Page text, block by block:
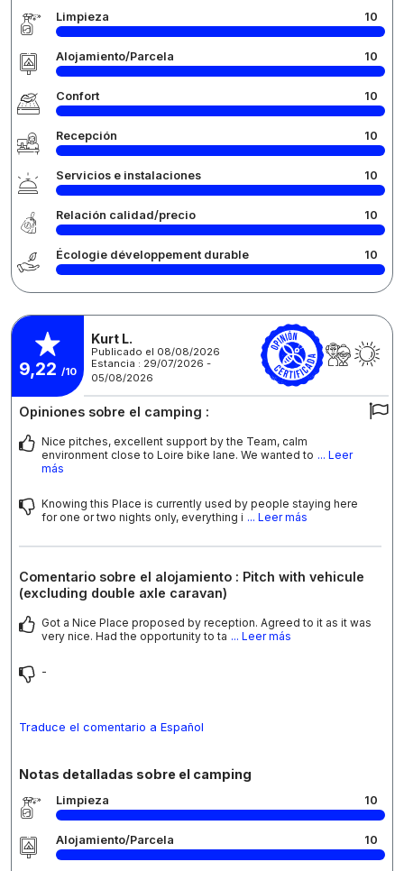
Limpieza 10
Alojamiento/Parcela 10
Confort 10
Recepción 10
Servicios e instalaciones 10
Relación calidad/precio 10
Écologie développement durable 10
9,22 /10
Kurt L.
Publicado el 08/08/2026
Estancia : 29/07/2026 -
05/08/2026
Opiniones sobre el camping :
Nice pitches, excellent support by the Team, calm
environment close to Loire bike lane. We wanted to ... Leer
más
Knowing this Place is currently used by people staying here
for one or two nights only, everything i ... Leer más
Comentario sobre el alojamiento : Pitch with vehicule
(excluding double axle caravan)
Got a Nice Place proposed by reception. Agreed to it as it was
very nice. Had the opportunity to ta ... Leer más
-
Traduce el comentario a Español
Notas detalladas sobre el camping
Limpieza 10
Alojamiento/Parcela 10